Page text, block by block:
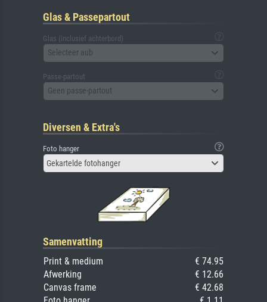
Glas & Passepartout
Glas (inclusief achterbord)
Selecteer aub
Passe-partout
Geen passe-partout
Diversen & Extra's
Foto hanger
Gekartelde fotohanger
Samenvatting
Print & medium
€ 74.95
Afwerking
€ 12.66
Canvas frame
€ 42.68